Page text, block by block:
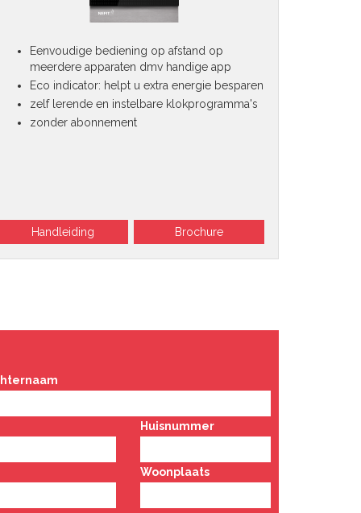
Eenvoudige bediening op afstand op
meerdere apparaten dmv handige app
Eco indicator: helpt u extra energie besparen
zelf lerende en instelbare klokprogramma's
zonder abonnement
Handleiding Brochure
Huisnummer
Woonplaats